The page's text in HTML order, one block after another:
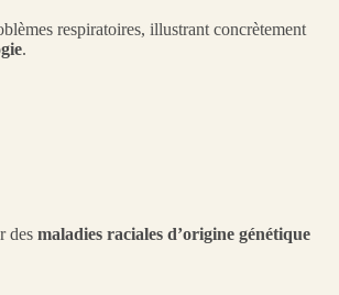
respiratoires, illustrant concrètement
.
des maladies raciales d’origine génétique